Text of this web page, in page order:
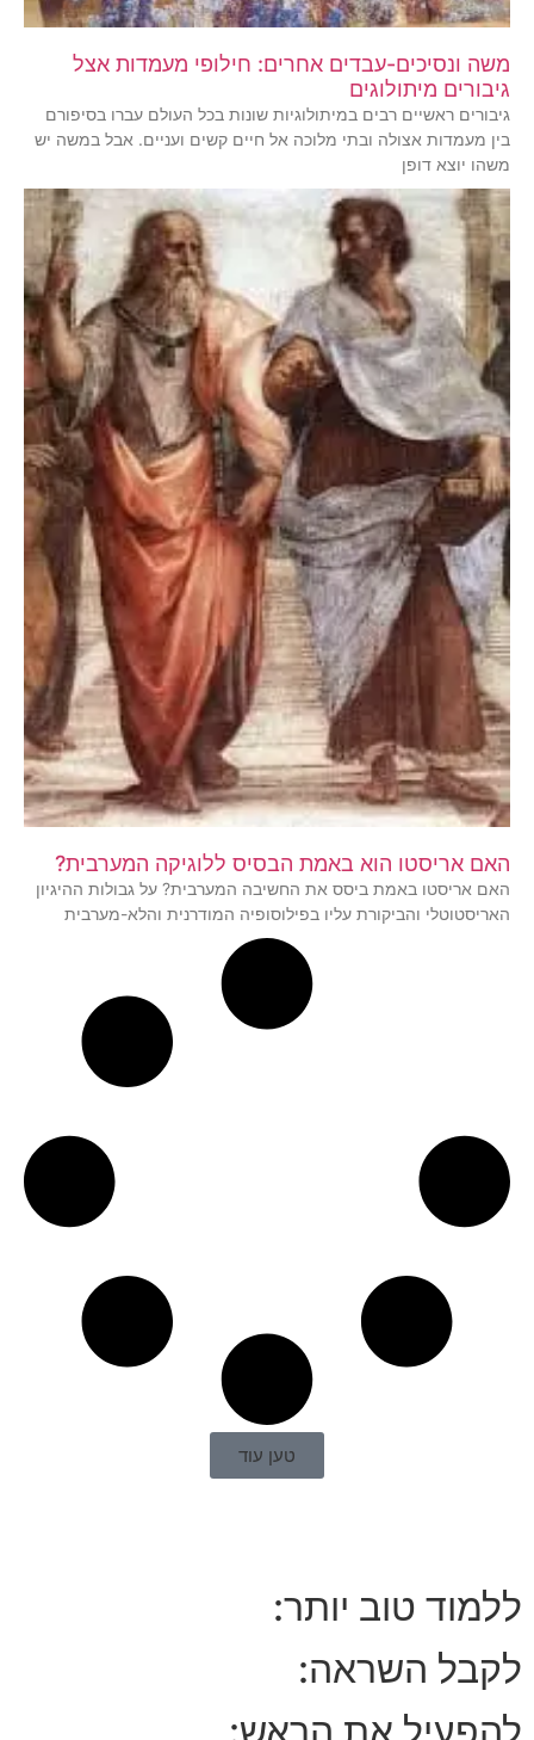
משה ונסיכים-עבדים אחרים: חילופי מעמדות אצל
גיבורים מיתולוגים
גיבורים ראשיים רבים במיתולוגיות שונות בכל העולם עברו בסיפורם
בין מעמדות אצולה ובתי מלוכה אל חיים קשים ועניים. אבל במשה יש
משהו יוצא דופן
האם אריסטו הוא באמת הבסיס ללוגיקה המערבית?
האם אריסטו באמת ביסס את החשיבה המערבית? על גבולות ההיגיון
האריסטוטלי והביקורת עליו בפילוסופיה המודרנית והלא-מערבית
טען עוד
ללמוד טוב יותר:
לקבל השראה: